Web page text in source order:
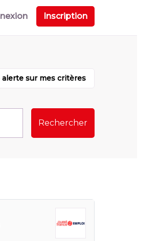
Inscription
alerte sur mes critères
Rechercher